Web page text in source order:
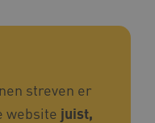
streven er
website juist,